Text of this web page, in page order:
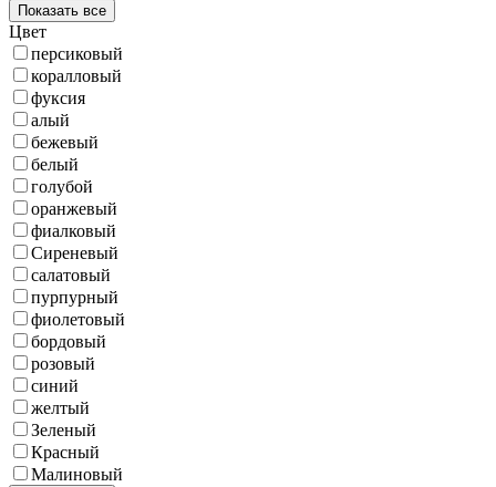
Показать все
Цвет
персиковый
коралловый
фуксия
алый
бежевый
белый
голубой
оранжевый
фиалковый
Сиреневый
салатовый
пурпурный
фиолетовый
бордовый
розовый
синий
желтый
Зеленый
Красный
Малиновый